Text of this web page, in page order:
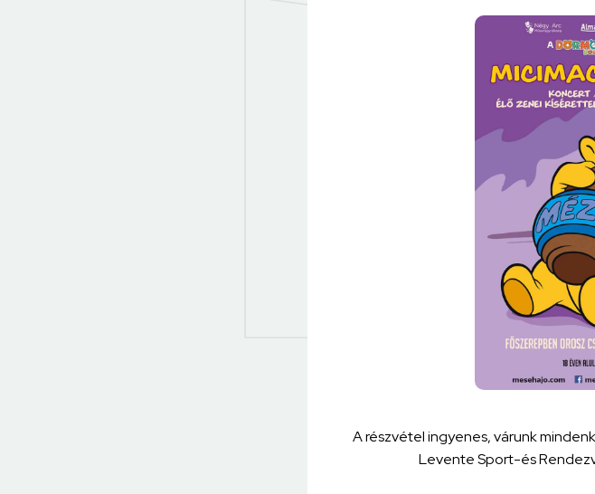
A részvétel ingyenes, várunk
Levente Sport-és